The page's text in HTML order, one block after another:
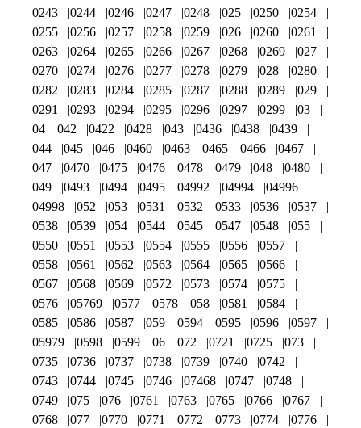
0243
0244 0246 0247 0248 025 0250
0254
0255
0256 0257 0258 0259 026 0260
0261
0263
0264 0265 0266 0267 0268 0269
027
0270
0274 0276 0277 0278 0279 028
0280
0282
0283 0284 0285 0287 0288 0289
029
0291
0293 0294 0295 0296 0297 0299
03
04
042 0422 0428 043 0436 0438
0439
044
045 046 0460 0463 0465 0466
0467
047
0470 0475 0476 0478 0479 048
0480
049
0493 0494 0495 04992 04994
04996
04998
052 053 0531 0532 0533 0536
0537
0538
0539 054 0544 0545 0547 0548
055
0550
0551 0553 0554 0555 0556
0557
0558
0561 0562 0563 0564 0565
0566
0567
0568 0569 0572 0573 0574
0575
0576
05769 0577 0578 058 0581
0584
0585
0586 0587 059 0594 0595 0596
0597
05979
0598 0599 06 072 0721 0725
073
0735
0736 0737 0738 0739 0740
0742
0743
0744 0745 0746 07468 0747
0748
0749
075 076 0761 0763 0765 0766
0767
0768
077 0770 0771 0772 0773 0774
0776